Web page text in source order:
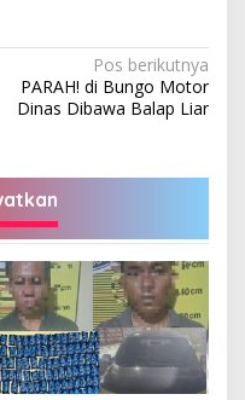
Pos berikutnya
PARAH! di Bungo Motor
Dinas Dibawa Balap Liar